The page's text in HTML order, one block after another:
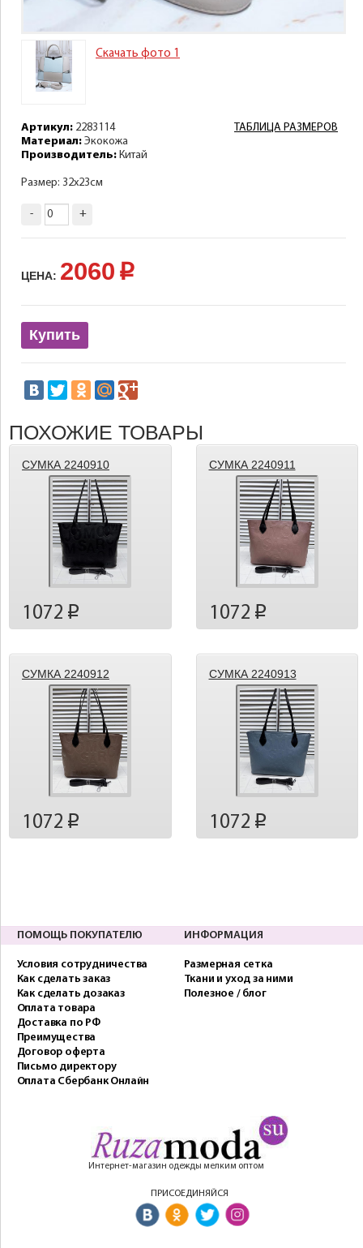
Скачать фото 1
ТАБЛИЦА РАЗМЕРОВ
Артикул: 2283114
Материал: Экокожа
Производитель: Китай
Размер: 32х23см
- +
ЦЕНА: 2060 p
Купить
ПОХОЖИЕ ТОВАРЫ
СУМКА 2240910
1072 p
СУМКА 2240911
1072 p
СУМКА 2240912
1072 p
СУМКА 2240913
1072 p
ПОМОЩЬ ПОКУПАТЕЛЮ
Условия сотрудничества
Как сделать заказ
Как сделать дозаказ
Оплата товара
Доставка по РФ
Преимущества
Договор оферта
Письмо директору
Оплата Сбербанк Онлайн
ИНФОРМАЦИЯ
Размерная сетка
Ткани и уход за ними
Полезное / блог
Интернет-магазин одежды мелким оптом
ПРИСОЕДИНЯЙСЯ